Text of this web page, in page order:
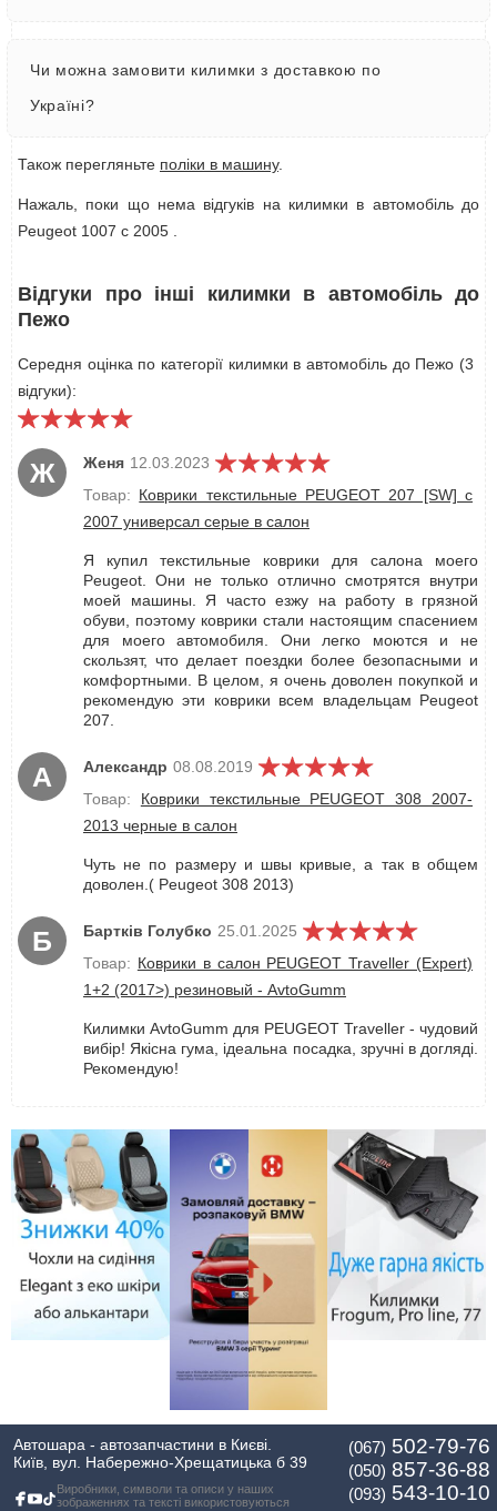
Чи можна замовити килимки з доставкою по
Україні?
Також перегляньте поліки в машину.
Нажаль, поки що нема відгуків на килимки в автомобіль до
Peugeot 1007 с 2005 .
Відгуки про інші килимки в автомобіль до
Пежо
Середня оцінка по категорії килимки в автомобіль до Пежо (3
відгуки):
Ж Женя 12.03.2023
Товар: Коврики текстильные PEUGEOT 207 [SW] с
2007 универсал серые в салон
Я купил текстильные коврики для салона моего
Peugeot. Они не только отлично смотрятся внутри
моей машины. Я часто езжу на работу в грязной
обуви, поэтому коврики стали настоящим спасением
для моего автомобиля. Они легко моются и не
скользят, что делает поездки более безопасными и
комфортными. В целом, я очень доволен покупкой и
рекомендую эти коврики всем владельцам Peugeot
207.
А Александр 08.08.2019
Товар: Коврики текстильные PEUGEOT 308 2007-
2013 черные в салон
Чуть не по размеру и швы кривые, а так в общем
доволен.( Peugeot 308 2013)
Б Бартків Голубко 25.01.2025
Товар: Коврики в салон PEUGEOT Traveller (Expert)
1+2 (2017>) резиновый - AvtoGumm
Килимки AvtoGumm для PEUGEOT Traveller - чудовий
вибір! Якісна гума, ідеальна посадка, зручні в догляді.
Рекомендую!
Автошара - автозапчастини в Києві.
Київ, вул. Набережно-Хрещатицька б 39
Виробники, символи та описи у наших
зображеннях та тексті використовуються
(067) 502-79-76
(050) 857-36-88
(093) 543-10-10